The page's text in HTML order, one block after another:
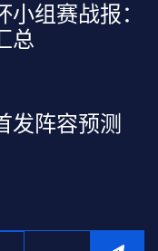
组赛战报：
总
发阵容预测